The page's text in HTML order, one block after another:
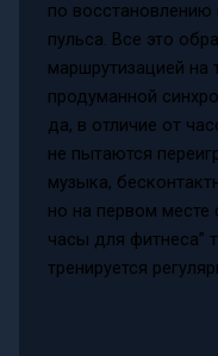
по восстановлению
пульса. Все это
маршрутизацией на
продуманной
да, в отличие от
не пытаются
музыка,
но на первом месте
часы для фитнеса”
тренируется